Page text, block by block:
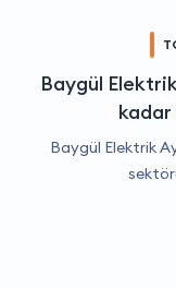
Baygül
kadar
Baygül Elektrik